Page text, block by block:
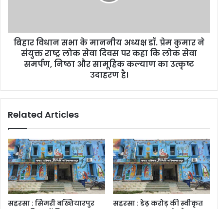
बिहार विधान सभा के माननीय अध्यक्ष डॉ. प्रेम कुमार ने
संयुक्त राष्ट्र लोक सेवा दिवस पर कहा कि लोक सेवा
समर्पण, निष्ठा और सामूहिक कल्याण का उत्कृष्ट
उदाहरण है।
Related Articles
सहरसा : सिमरी बख्तियारपुर
सहरसा : डेढ़ करोड़ की स्वीकृत